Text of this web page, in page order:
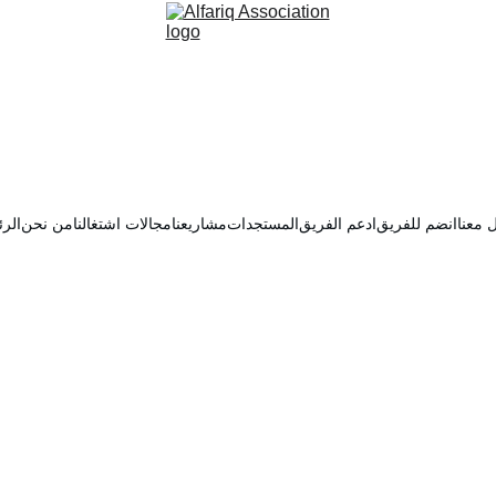
من نحنمجالات اشتغالنامشاريعناالمستجداتادعم الفريقانضم للفريقمعنا